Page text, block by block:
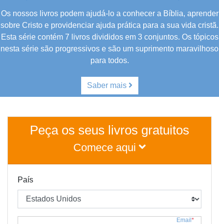
Os nossos livros podem ajudá-lo a conhecer a Bíblia, aprender
sobre Cristo e providenciar ajuda prática para a sua vida cristã.
Esta série contém 7 livros divididos em 3 conjuntos. Os tópicos
nesta série são progressivos e são um suprimento maravilhoso
para todos.
Saber mais
Peça os seus livros gratuitos
Comece aqui
País
Email*